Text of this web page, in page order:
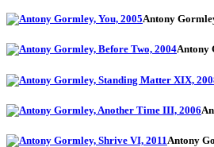
Antony
Antony
Antony